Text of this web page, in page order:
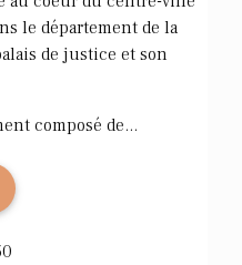
le département de la
de justice et son
composé de...